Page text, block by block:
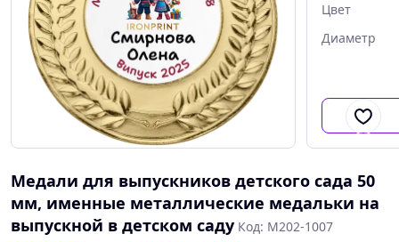
Цвет
Диаметр
Медали для выпускников детского сада 50
мм, именные металлические медальки на
выпускной в детском саду Код: М202-1007